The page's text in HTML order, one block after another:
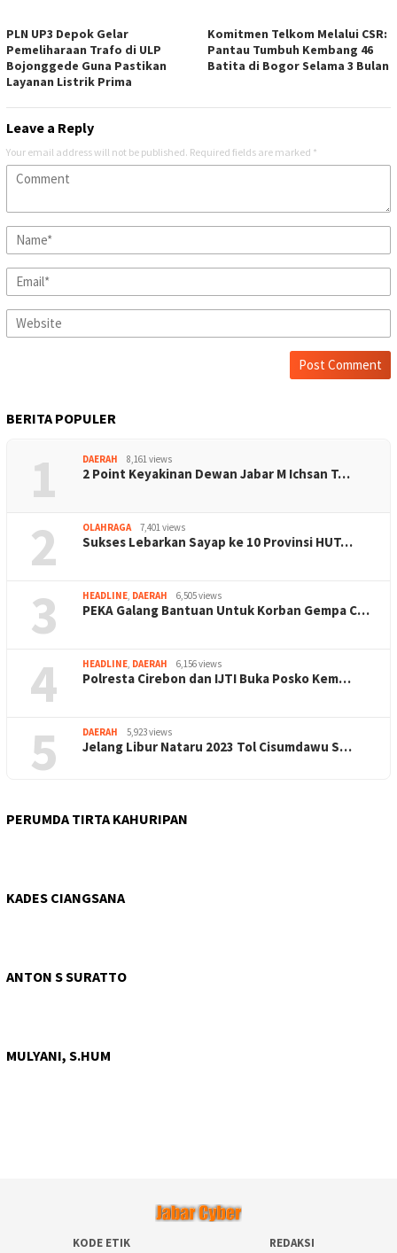
PLN UP3 Depok Gelar
Pemeliharaan Trafo di ULP
Bojonggede Guna Pastikan
Layanan Listrik Prima
Komitmen Telkom Melalui CSR:
Pantau Tumbuh Kembang 46
Batita di Bogor Selama 3 Bulan
Leave a Reply
Your email address will not be published. Required fields are marked *
BERITA POPULER
1 DAERAH 8,161 views
2 Point Keyakinan Dewan Jabar M Ichsan T…
2 OLAHRAGA 7,401 views
Sukses Lebarkan Sayap ke 10 Provinsi HUT…
3 HEADLINE, DAERAH 6,505 views
PEKA Galang Bantuan Untuk Korban Gempa C…
4 HEADLINE, DAERAH 6,156 views
Polresta Cirebon dan IJTI Buka Posko Kem…
5 DAERAH 5,923 views
Jelang Libur Nataru 2023 Tol Cisumdawu S…
PERUMDA TIRTA KAHURIPAN
KADES CIANGSANA
ANTON S SURATTO
MULYANI, S.HUM
KODE ETIK REDAKSI